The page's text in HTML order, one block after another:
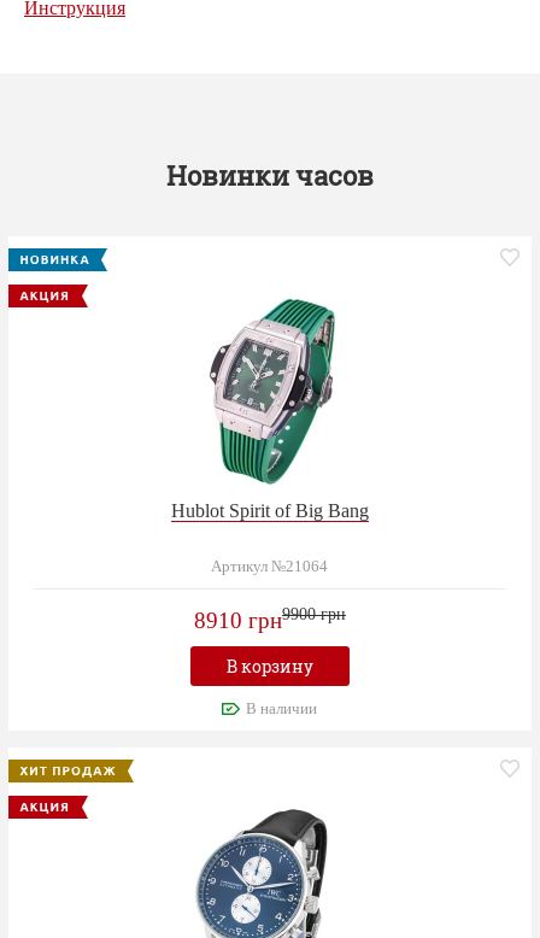
Инструкция
Новинки часов
Hublot Spirit of Big Bang
Артикул №21064
8910 грн9900 грн
В корзину
В наличии